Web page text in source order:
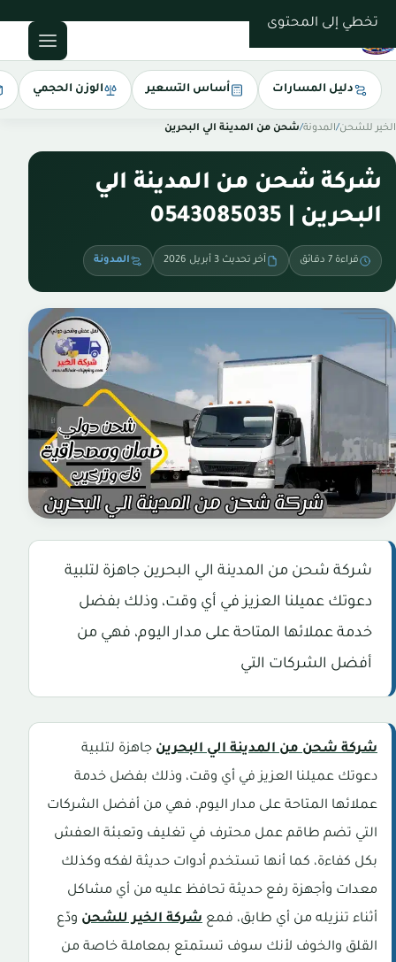
تخطي إلى المحتوى
دليل المسارات أساس التسعير الوزن الحجمي
الخير للشحن/المدونة/شحن من المدينة الي البحرين
شركة شحن من المدينة الي
البحرين | 0543085035
قراءة 7 دقائق آخر تحديث 3 أبريل 2026 المدونة
شركة شحن من المدينة الي البحرين جاهزة لتلبية
دعوتك عميلنا العزيز في أي وقت، وذلك بفضل
خدمة عملائها المتاحة على مدار اليوم، فهي من
أفضل الشركات التي
شركة شحن من المدينة الي البحرين جاهزة لتلبية
دعوتك عميلنا العزيز في أي وقت، وذلك بفضل خدمة
عملائها المتاحة على مدار اليوم، فهي من أفضل الشركات
التي تضم طاقم عمل محترف في تغليف وتعبئة العفش
بكل كفاءة، كما أنها تستخدم أدوات حديثة لفكه وكذلك
معدات وأجهزة رفع حديثة تحافظ عليه من أي مشاكل
أثناء تنزيله من أي طابق، فمع شركة الخير للشحن ودّع
القلق والخوف لأنك سوف تستمتع بمعاملة خاصة من